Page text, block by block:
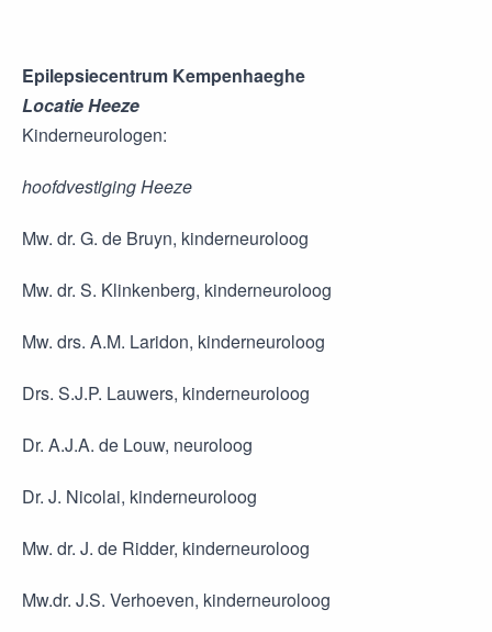
Epilepsiecentrum Kempenhaeghe
Locatie Heeze
Kinderneurologen:
hoofdvestiging Heeze
Mw. dr. G. de Bruyn, kinderneuroloog
Mw. dr. S. Klinkenberg, kinderneuroloog
Mw. drs. A.M. Laridon, kinderneuroloog
Drs. S.J.P. Lauwers, kinderneuroloog
Dr. A.J.A. de Louw, neuroloog
Dr. J. Nicolai, kinderneuroloog
Mw. dr. J. de Ridder, kinderneuroloog
Mw.dr. J.S. Verhoeven, kinderneuroloog